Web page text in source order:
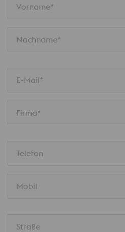
Vorname*
Nachname*
E-Mail*
Firma*
Telefon
Mobil
Straße